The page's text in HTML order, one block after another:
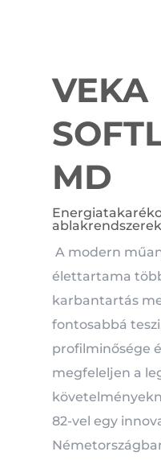
VEKA
MD
A modern
élettartama
karbantartás
fontosabbá
profilminősége
megfeleljen a
82-vel egy